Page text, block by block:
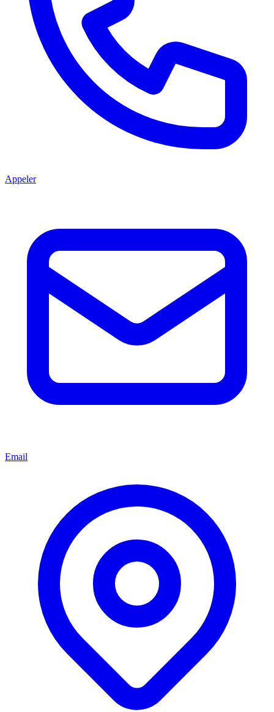
Appeler
Email